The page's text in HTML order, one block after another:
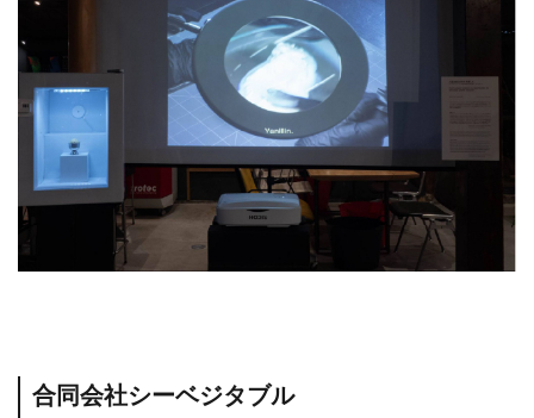
合同会社シーベジタブル